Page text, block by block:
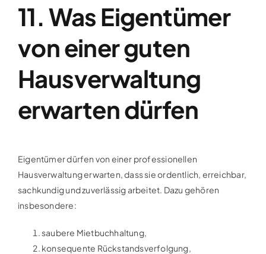
11. Was Eigentümer
von einer guten
Hausverwaltung
erwarten dürfen
Eigentümer dürfen von einer professionellen
Hausverwaltung erwarten, dass sie ordentlich, erreichbar,
sachkundig und zuverlässig arbeitet. Dazu gehören
insbesondere:
saubere Mietbuchhaltung,
konsequente Rückstandsverfolgung,